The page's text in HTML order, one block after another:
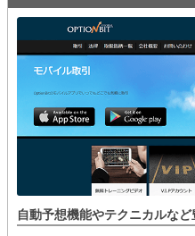
トレーダーズ・チョイス
スプレッド取引
アルゴビット
シグナルズ
詐欺・ステマなどBO裏話
ステマに注意！
自動予想機能やテクニカルな